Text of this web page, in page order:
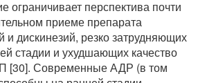
ограничивает перспектива почти
приеме препарата
и дискинезий, резко затрудняющих
стадии и ухудшающих качество
[30]. Современные АДР (в том